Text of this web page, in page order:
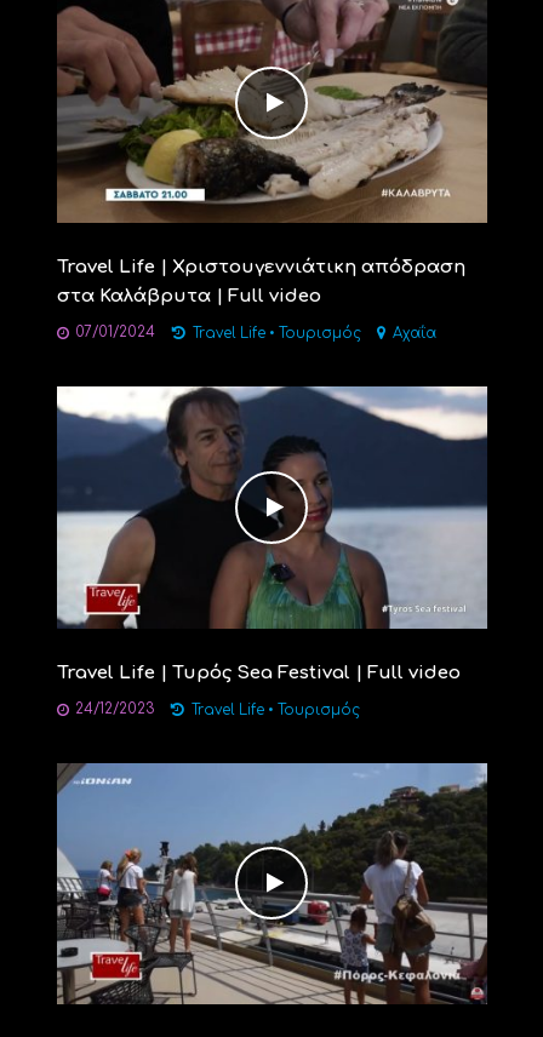
Travel Life | Χριστουγεννιάτικη απόδραση
στα Καλάβρυτα | Full video
07/01/2024 Travel Life • Τουρισμός Αχαΐα
Travel Life | Τυρός Sea Festival | Full video
24/12/2023 Travel Life • Τουρισμός